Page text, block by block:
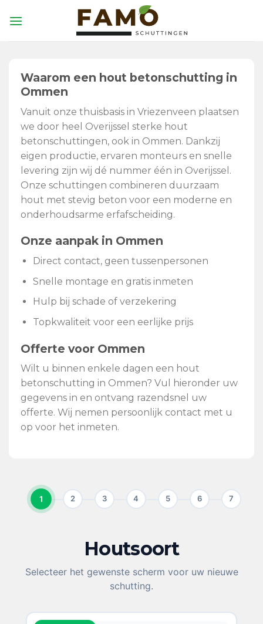
Waarom een hout betonschutting in
Ommen
Vanuit onze thuisbasis in Vriezenveen plaatsen
we door heel Overijssel sterke hout
betonschuttingen, ook in Ommen. Dankzij
eigen productie, ervaren monteurs en snelle
levering zijn wij dé nummer één in Overijssel.
Onze schuttingen combineren duurzaam
hout met stevig beton voor een moderne en
onderhoudsarme erfafscheiding.
Onze aanpak in Ommen
Direct contact, geen tussenpersonen
Snelle montage en gratis inmeten
Hulp bij schade of verzekering
Topkwaliteit voor een eerlijke prijs
Offerte voor Ommen
Wilt u binnen enkele dagen een hout
betonschutting in Ommen? Vul hieronder uw
gegevens in en ontvang razendsnel uw
offerte. Wij nemen persoonlijk contact met u
op voor het inmeten.
1 2 3 4 5 6 7
KIES UW HOUTSOORTHoutsoort
Selecteer het gewenste scherm voor uw nieuwe
schutting.